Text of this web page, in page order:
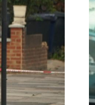
Merz
In